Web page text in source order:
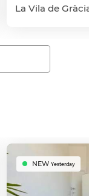
NEW Yesterday